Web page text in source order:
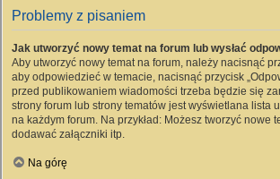
Problemy z pisaniem
Jak utworzyć nowy temat na forum lub wysłać
Aby utworzyć nowy temat na forum, należy nacisnąć
aby odpowiedzieć w temacie, nacisnąć przycisk
przed publikowaniem wiadomości trzeba będzie się
strony forum lub strony tematów jest wyświetlana lista
na każdym forum. Na przykład: Możesz tworzyć nowe
dodawać załączniki itp.
Na górę